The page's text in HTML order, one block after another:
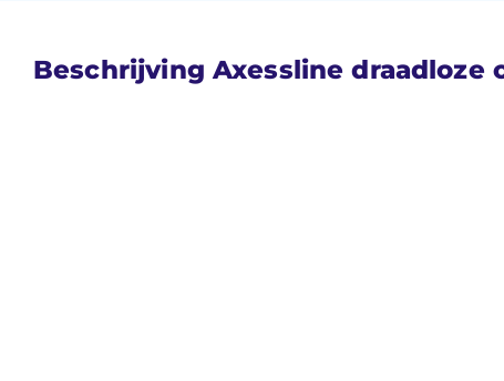
Beschrijving Axessline draadloze